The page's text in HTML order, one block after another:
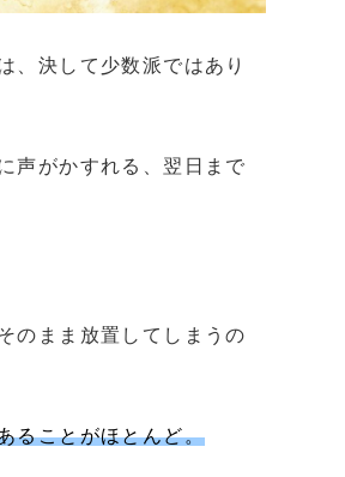
決して少数派ではあり
声がかすれる、翌日まで
のまま放置してしまうの
ることがほとんど。